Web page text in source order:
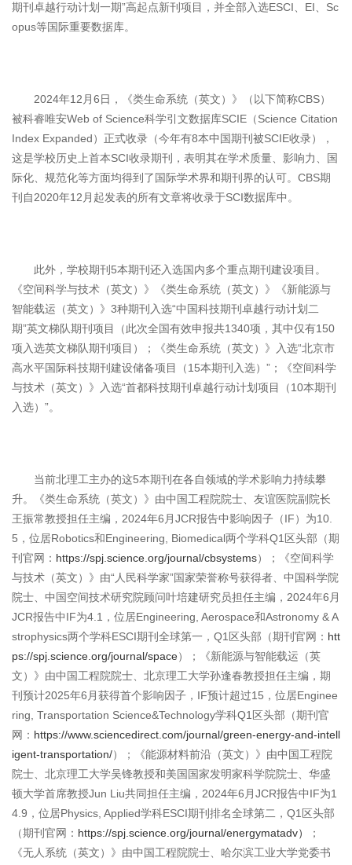
期刊卓越行动计划一期”高起点新刊项目，并全部入选ESCI、EI、Sc
opus等国际重要数据库。
2024年12月6日，《类生命系统（英文）》（以下简称CBS）
被科睿唯安Web of Science科学引文数据库SCIE（Science Citation
Index Expanded）正式收录（今年有8本中国期刊被SCIE收录），
这是学校历史上首本SCI收录期刊，表明其在学术质量、影响力、国
际化、规范化等方面均得到了国际学术界和期刊界的认可。CBS期
刊自2020年12月起发表的所有文章将收录于SCI数据库中。
此外，学校期刊5本期刊还入选国内多个重点期刊建设项目。
《空间科学与技术（英文）》《类生命系统（英文）》《新能源与
智能载运（英文）》3种期刊入选“中国科技期刊卓越行动计划二
期”英文梯队期刊项目（此次全国有效申报共1340项，其中仅有150
项入选英文梯队期刊项目）；《类生命系统（英文）》入选“北京市
高水平国际科技期刊建设储备项目（15本期刊入选）”；《空间科学
与技术（英文）》入选“首都科技期刊卓越行动计划项目（10本期刊
入选）”。
当前北理工主办的这5本期刊在各自领域的学术影响力持续攀
升。《类生命系统（英文）》由中国工程院院士、友谊医院副院长
王振常教授担任主编，2024年6月JCR报告中影响因子（IF）为10.
5，位居Robotics和Engineering, Biomedical两个学科Q1区头部（期
刊官网： https://spj.science.org/journal/cbsystems）；《空间科学
与技术（英文）》由“人民科学家”国家荣誉称号获得者、中国科学院
院士、中国空间技术研究院顾问叶培建研究员担任主编，2024年6月
JCR报告中IF为4.1，位居Engineering, Aerospace和Astronomy & A
strophysics两个学科ESCI期刊全球第一，Q1区头部（期刊官网： htt
ps://spj.science.org/journal/space）；《新能源与智能载运（英
文）》由中国工程院院士、北京理工大学孙逢春教授担任主编，期
刊预计2025年6月获得首个影响因子，IF预计超过15，位居Enginee
ring, Transportation Science&Technology学科Q1区头部（期刊官
网： https://www.sciencedirect.com/journal/green-energy-and-intell
igent-transportation/）；《能源材料前沿（英文）》由中国工程院
院士、北京理工大学吴锋教授和美国国家发明家科学院院士、华盛
顿大学首席教授Jun Liu共同担任主编，2024年6月JCR报告中IF为1
4.9，位居Physics, Applied学科ESCI期刊排名全球第二，Q1区头部
（期刊官网： https://spj.science.org/journal/energymatadv）
；
《无人系统（英文）》由中国工程院院士、哈尔滨工业大学党委书